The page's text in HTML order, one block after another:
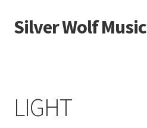
Aller
à
Aller
au
Silver Wolf Music
Panier
LIGHT